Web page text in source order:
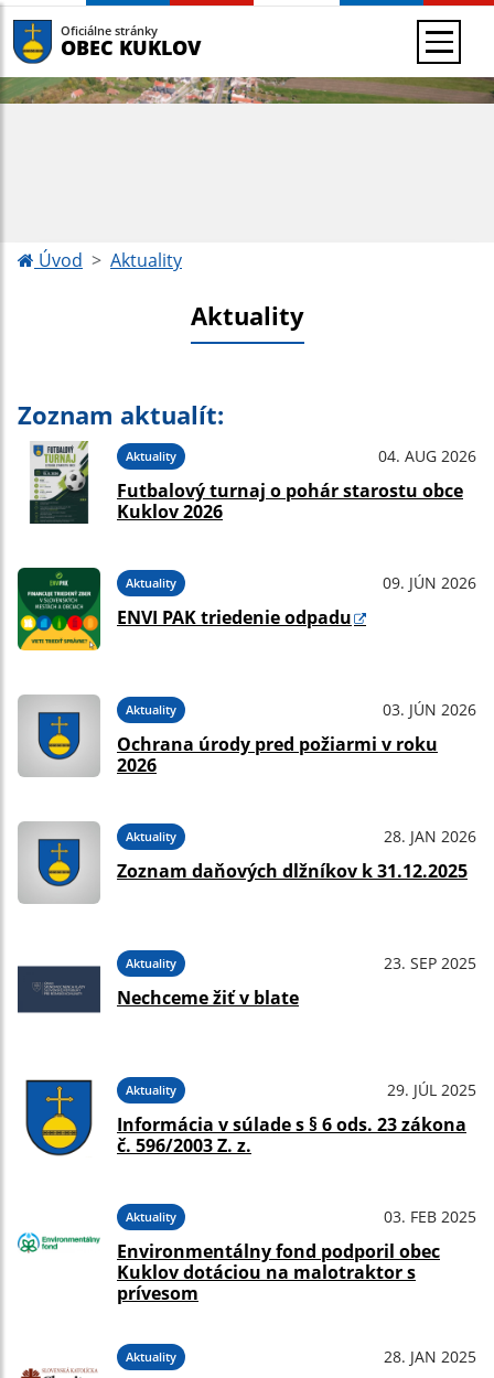
Oficiálne stránky
OBEC KUKLOV
Úvod Aktuality
Aktuality
Zoznam aktualít:
Aktuality 04. AUG 2026
Futbalový turnaj o pohár starostu obce
Kuklov 2026
Aktuality 09. JÚN 2026
ENVI PAK triedenie odpadu
Aktuality 03. JÚN 2026
Ochrana úrody pred požiarmi v roku
2026
Aktuality 28. JAN 2026
Zoznam daňových dlžníkov k 31.12.2025
Aktuality 23. SEP 2025
Nechceme žiť v blate
Aktuality 29. JÚL 2025
Informácia v súlade s § 6 ods. 23 zákona
č. 596/2003 Z. z.
Aktuality 03. FEB 2025
Environmentálny fond podporil obec
Kuklov dotáciou na malotraktor s
prívesom
Aktuality 28. JAN 2025